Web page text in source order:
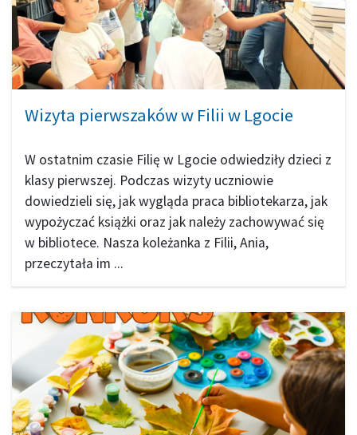
Wizyta pierwszaków w Filii w Lgocie
W ostatnim czasie Filię w Lgocie odwiedziły dzieci z
klasy pierwszej. Podczas wizyty uczniowie
dowiedzieli się, jak wygląda praca bibliotekarza, jak
wypożyczać książki oraz jak należy zachowywać się
w bibliotece. Nasza koleżanka z Filii, Ania,
przeczytała im ...